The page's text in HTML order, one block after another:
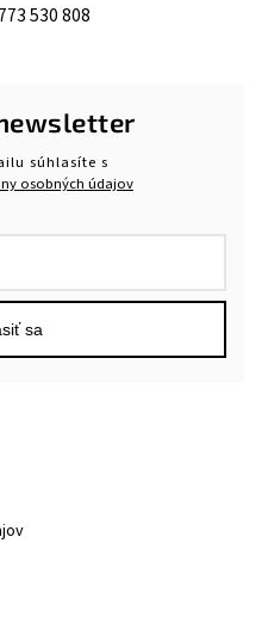
530 808
súhlasíte s
osobných údajov
sa